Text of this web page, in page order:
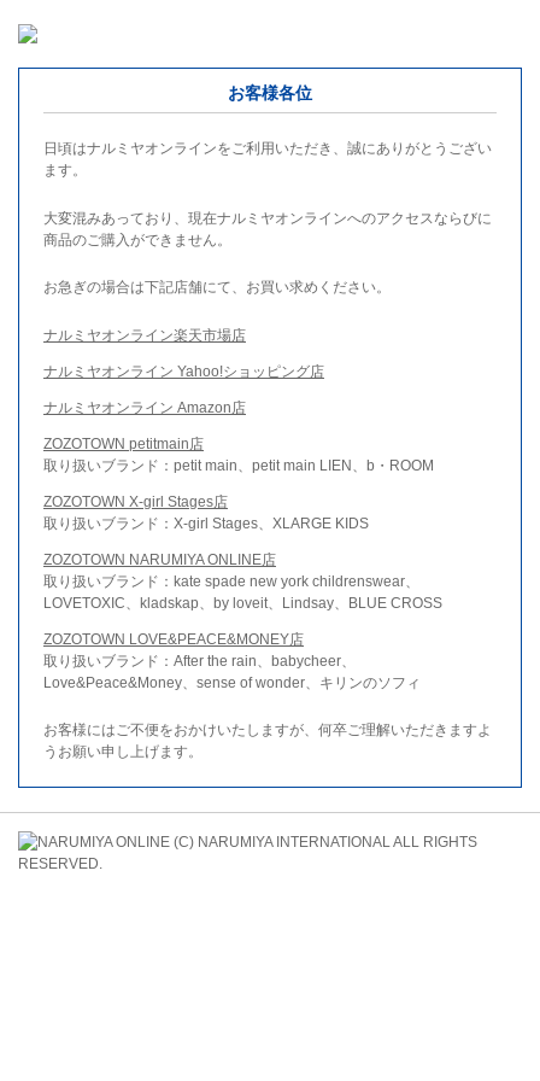
お客様各位
日頃はナルミヤオンラインをご利用いただき、誠にありがとうござい
ます。
大変混みあっており、現在ナルミヤオンラインへのアクセスならびに
商品のご購入ができません。
お急ぎの場合は下記店舗にて、お買い求めください。
ナルミヤオンライン楽天市場店
ナルミヤオンライン Yahoo!ショッピング店
ナルミヤオンライン Amazon店
ZOZOTOWN petitmain店
取り扱いブランド：petit main、petit main LIEN、b・ROOM
ZOZOTOWN X-girl Stages店
取り扱いブランド：X-girl Stages、XLARGE KIDS
ZOZOTOWN NARUMIYA ONLINE店
取り扱いブランド：kate spade new york childrenswear、
LOVETOXIC、kladskap、by loveit、Lindsay、BLUE CROSS
ZOZOTOWN LOVE&PEACE&MONEY店
取り扱いブランド：After the rain、babycheer、
Love&Peace&Money、sense of wonder、キリンのソフィ
お客様にはご不便をおかけいたしますが、何卒ご理解いただきますよ
うお願い申し上げます。